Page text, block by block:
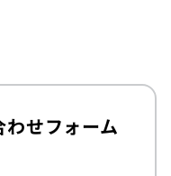
せフォーム